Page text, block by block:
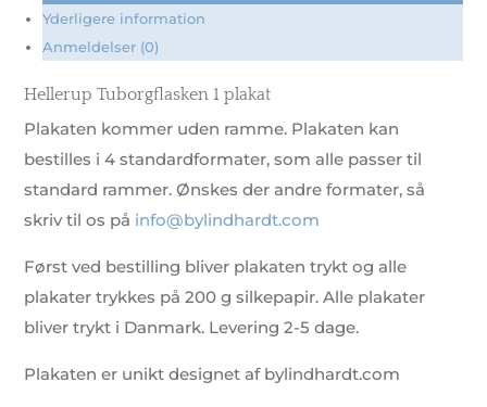
Yderligere information
Anmeldelser (0)
Hellerup Tuborgflasken 1 plakat
Plakaten kommer uden ramme. Plakaten kan
bestilles i 4 standardformater, som alle passer til
standard rammer. Ønskes der andre formater, så
skriv til os på info@bylindhardt.com
Først ved bestilling bliver plakaten trykt og alle
plakater trykkes på 200 g silkepapir. Alle plakater
bliver trykt i Danmark. Levering 2-5 dage.
Plakaten er unikt designet af bylindhardt.com